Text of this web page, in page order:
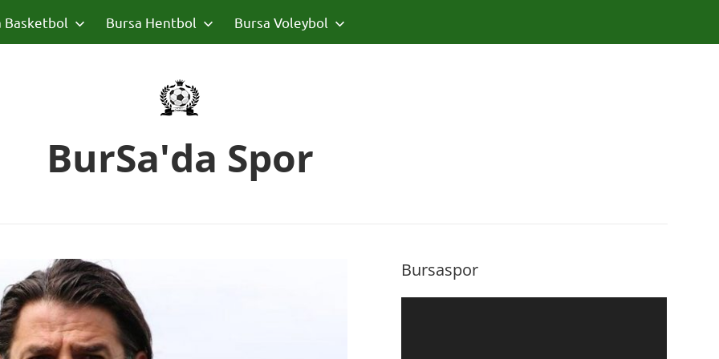
Basketbol Bursa Hentbol Bursa Voleybol
BurSa'da Spor
Bursaspor